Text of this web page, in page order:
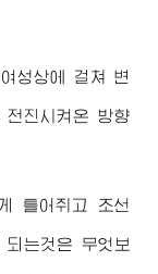
성상에 걸쳐 변
전진시켜온 방향
틀어쥐고 조선
는것은 무엇보